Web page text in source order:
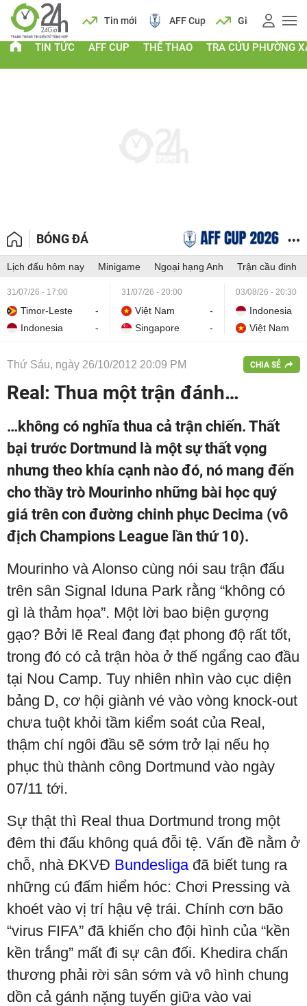
Lịch Tin mới AFF Cup Giá vàng
TIN TỨC AFF CUP THỂ THAO TRA CỨU PHƯỜNG
BÓNG ĐÁ
Lịch đấu hôm nay Minigame Ngoại hạng Anh Trận cầu đinh
31/07/26 - 17:00
Timor-Leste
-
Indonesia
-
31/07/26 - 20:00
Việt Nam
-
Singapore
-
03/08/26 - 20:30
Indonesia
Việt Nam
Thứ Sáu, ngày 26/10/2012 20:09 PM CHIA SẺ
Real: Thua một trận đánh…
…không có nghĩa thua cả trận chiến. Thất
bại trước Dortmund là một sự thất vọng
nhưng theo khía cạnh nào đó, nó mang đến
cho thầy trò Mourinho những bài học quý
giá trên con đường chinh phục Decima (vô
địch Champions League lần thứ 10).
Mourinho và Alonso cùng nói sau trận đấu
trên sân Signal Iduna Park rằng “không có
gì là thảm họa”. Một lời bao biện gượng
gạo? Bởi lẽ Real đang đạt phong độ rất tốt,
trong đó có cả trận hòa ở thế ngẩng cao đầu
tại Nou Camp. Tuy nhiên nhìn vào cục diện
bảng D, cơ hội giành vé vào vòng knock-out
chưa tuột khỏi tầm kiểm soát của Real,
thậm chí ngôi đầu sẽ sớm trở lại nếu họ
phục thù thành công Dortmund vào ngày
07/11 tới.
Sự thật thì Real thua Dortmund trong một
đêm thi đấu không quá đỗi tệ. Vấn đề nằm ở
chỗ, nhà ĐKVĐ Bundesligađã biết tung ra
những cú đấm hiểm hóc: Chơi Pressing và
khoét vào vị trí hậu vệ trái. Chính cơn bão
“virus FIFA” đã khiến cho đội hình của “kền
kền trắng” mất đi sự cân đối. Khedira chấn
thương phải rời sân sớm và vô hình chung
dồn cả gánh nặng tuyến giữa vào vai